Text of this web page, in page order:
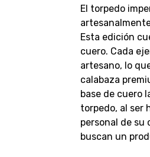
El torpedo
Esta edición
cuero. Cada
artesano, lo
calabaza
base de cuero
torpedo, al ser
personal de su
buscan un